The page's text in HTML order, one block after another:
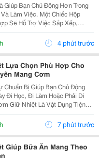
Giúp Bạn Chủ Động Hơn Trong
Làm Việc. Một Chiếc Hộp
Sẽ Hỗ Trợ Việc Sắp Xếp,
Bữa Ăn Thuận Tiện Hơn, Đặc
Thường Xuyên Ăn Trưa Bên
4 phút trước
Lựa Chọn Phù Hợp Cho
Mang Cơm
Chuẩn Bị Giúp Bạn Chủ Động
Đi Học, Đi Làm Hoặc Phải Di
Giữ Nhiệt Là Vật Dụng Tiện
Món Ăn Gọn Gàng Và Phù Hợp
Chọn Số Ngăn
7 phút trước
Giúp Bữa Ăn Mang Theo